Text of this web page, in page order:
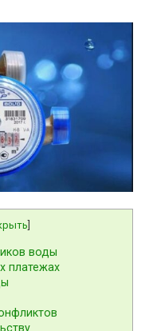
воды
платежах